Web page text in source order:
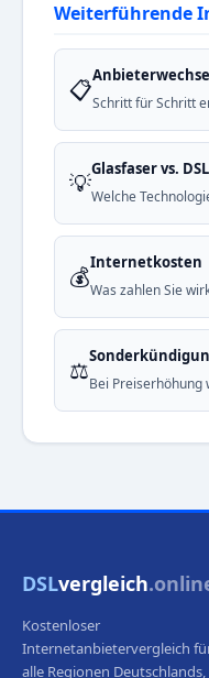
Weiterführende
📋Schritt für Schritt
💡Glasfaser vs. DSL
Welche
💰Internetkosten
Was zahlen Sie
⚖️Bei Preiserhöhung
DSLvergleich
Kostenloser
Internetanbietervergleich
alle Regionen Deutschlands,